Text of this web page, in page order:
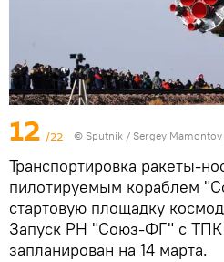
12 /22 © Sputnik / Sergey Mamontov
Транспортировка ракеты-
пилотируемым кораблем
стартовую площадку
Запуск РН "Союз-ФГ" с
запланирован на 14 марта.